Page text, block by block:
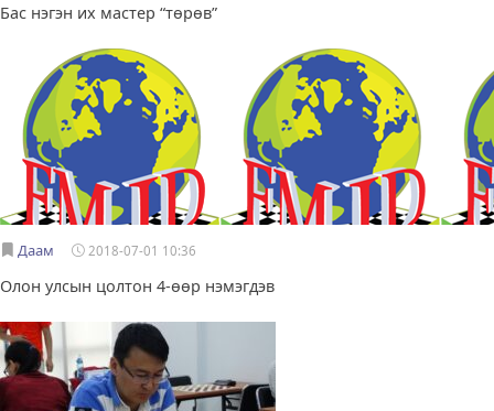
Бас нэгэн их мастер “төрөв”
Даам 2018-07-01 10:36
Олон улсын цолтон 4-өөр нэмэгдэв